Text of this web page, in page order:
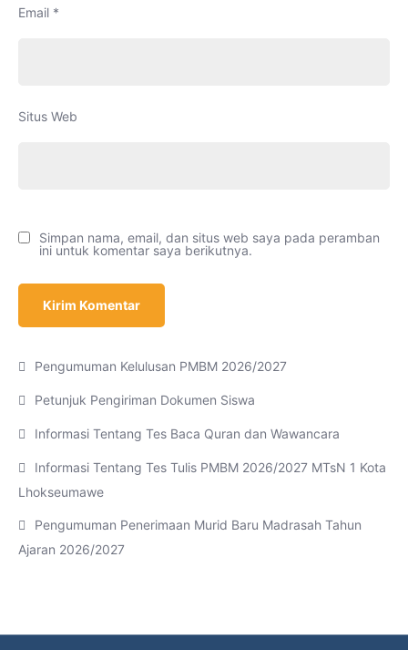
Email *
Situs Web
Simpan nama, email, dan situs web saya pada peramban
ini untuk komentar saya berikutnya.
Pengumuman Kelulusan PMBM 2026/2027
Petunjuk Pengiriman Dokumen Siswa
Informasi Tentang Tes Baca Quran dan Wawancara
Informasi Tentang Tes Tulis PMBM 2026/2027 MTsN 1 Kota
Lhokseumawe
Pengumuman Penerimaan Murid Baru Madrasah Tahun
Ajaran 2026/2027